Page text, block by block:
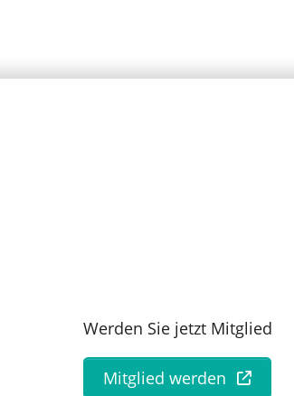
Werden Sie jetzt Mitglied
Mitglied werden